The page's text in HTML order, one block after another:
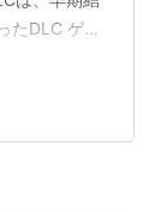
たDLC ゲー
ったの
ートが活発
しょと思っ
!? 前作あ